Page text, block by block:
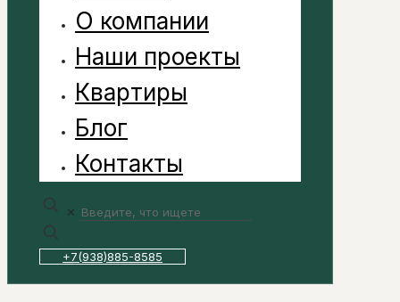
О компании
Наши проекты
Квартиры
Блог
Контакты
✕
+7(938)885-8585